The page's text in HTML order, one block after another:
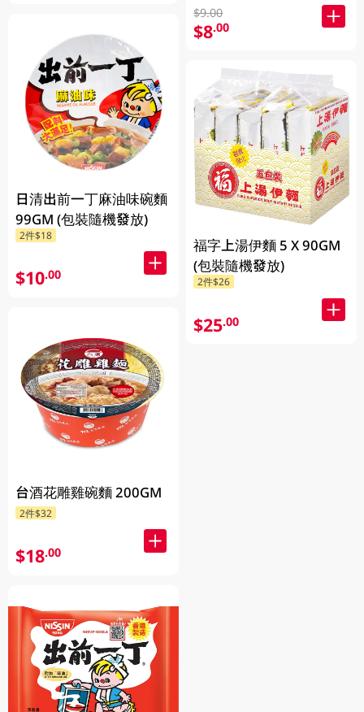
日清出前一丁麻油味碗麵
99GM (包裝隨機發放)
2件$18
$10.00
台酒花雕雞碗麵 200GM
2件$32
$18.00
$9.00
$8.00
福字上湯伊麵 5 X 90GM
(包裝隨機發放)
2件$26
$25.00